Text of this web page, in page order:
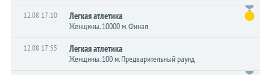
12.08 17:10 Легкая атлетика
Женщины. 10000 м. Финал
12.08 17:55 Легкая атлетика
Женщины. 100 м. Предварительный раунд